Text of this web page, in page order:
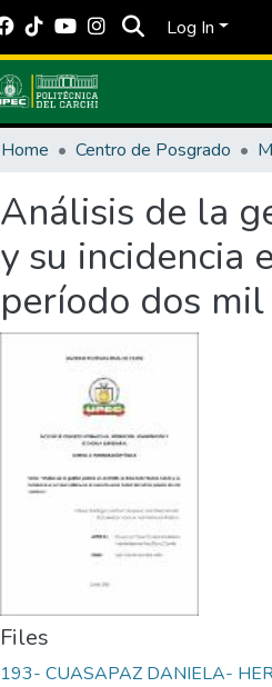
Log In
Home Centro de Posgrado
Análisis de la
y su incidencia
período dos
Files
193- CUASAPAZ DANIELA-